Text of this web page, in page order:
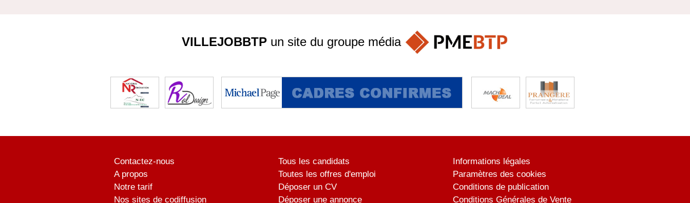
VILLEJOBBTPun site du groupe média
Contactez-nous
A propos
Notre tarif
Nos sites de codiffusion
Tous les candidats
Toutes les offres d'emploi
Déposer un CV
Déposer une annonce
Informations légales
Paramètres des cookies
Conditions de publication
Conditions Générales de Vente